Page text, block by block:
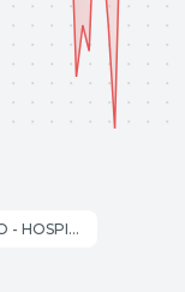
SERVIÇOS MÉDICO - HOSPITALARES ANÁLISES E DIAGNÓSTICOS: SERVIÇOS MÉDICO - HOSPITALARES ANÁLISES E DIAGNÓSTICOS